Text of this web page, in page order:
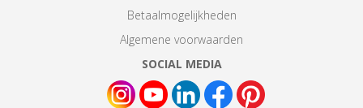
Betaalmogelijkheden
Algemene voorwaarden
SOCIAL MEDIA